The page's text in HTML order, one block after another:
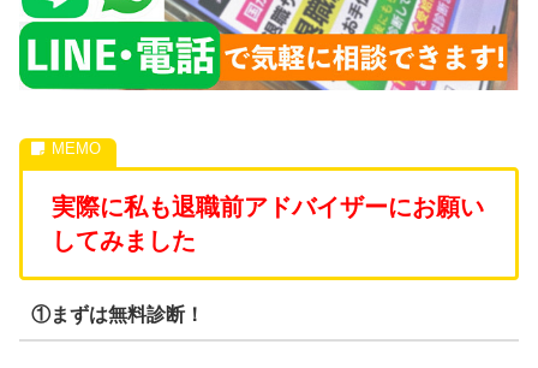
実際に私も退職前アドバイザーにお願い
してみました
①まずは無料診断！